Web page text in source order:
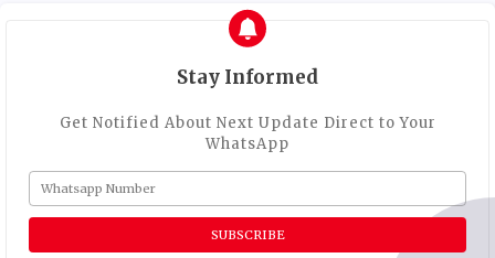
Stay Informed
Get Notified About Next Update Direct to Your
WhatsApp